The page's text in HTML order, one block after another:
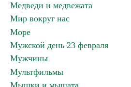
Медведи и медвежата
Мир вокруг нас
Море
Мужской день 23 февраля
Мужчины
Мультфильмы
Мышки и мышата